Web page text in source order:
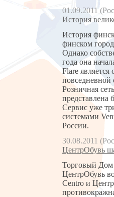
01.09.2011
История
История
финском
Однако
года она
Flare
повседневной
Розничная
Сервис уже
системами
России.
30.08.2011
ЦентрОбувь
Торговый Дом
ЦентрОбувь
Centro и